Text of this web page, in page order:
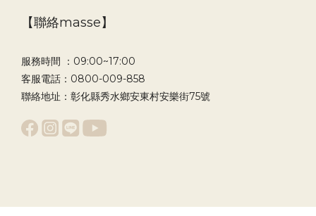
【聯絡masse】
服務時間 ：09:00~17:00
客服電話：0800-009-858
聯絡地址：彰化縣秀水鄉安東村安樂街75號